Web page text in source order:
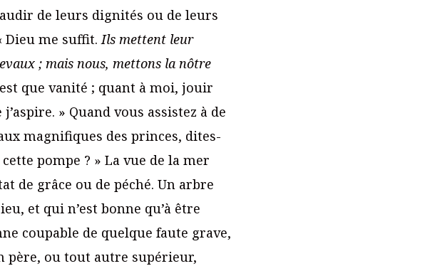
de leurs dignités ou de leurs
Dieu me suffit.Ils mettent leur
; mais nous, mettons la nôtre
que vanité ; quant à moi, jouir
» Quand vous assistez à de
magnifiques des princes, dites-
pompe ? » La vue de la mer
de grâce ou de péché. Un arbre
et qui n’est bonne qu’à être
coupable de quelque faute grave,
père, ou tout autre supérieur,